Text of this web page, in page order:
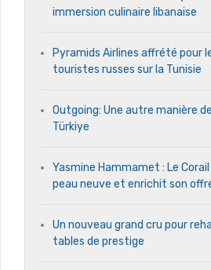
immersion culinaire libanaise
Pyramids Airlines affrété pour
touristes russes sur la Tunisie
Outgoing: Une autre manière
Türkiye
Yasmine Hammamet : Le
peau neuve et enrichit son
Un nouveau grand cru pour
tables de prestige